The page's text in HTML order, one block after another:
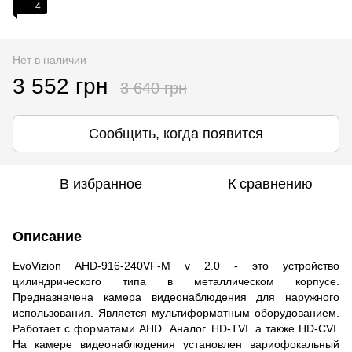
4
Нет в наличии
3 552 грн 3 640 грн
Сообщить, когда появится
В избранное К сравнению
Описание
EvoVizion AHD-916-240VF-M v 2.0 - это устройство
цилиндрического типа в металлическом корпусе.
Предназначена камера видеонаблюдения для наружного
использования. Является мультиформатным оборудованием.
Работает с форматами AHD. Аналог. HD-TVI. а также HD-CVI.
На камере видеонаблюдения установлен вариофокальный